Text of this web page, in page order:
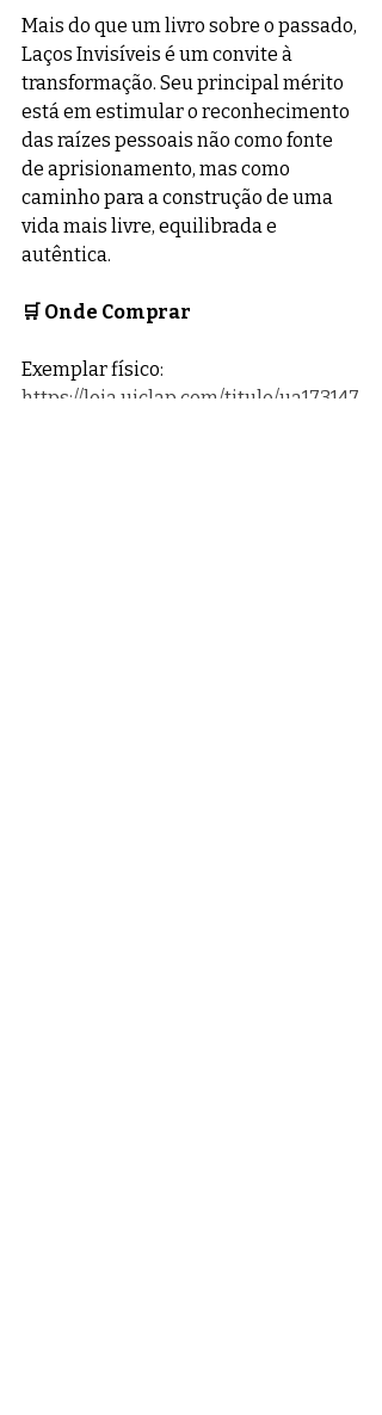
Mais do que um livro sobre o passado,
Laços Invisíveis é um convite à
transformação. Seu principal mérito
está em estimular o reconhecimento
das raízes pessoais não como fonte
de aprisionamento, mas como
caminho para a construção de uma
vida mais livre, equilibrada e
autêntica.
🛒 Onde Comprar
Exemplar físico:
https://loja.uiclap.com/titulo/ua173147